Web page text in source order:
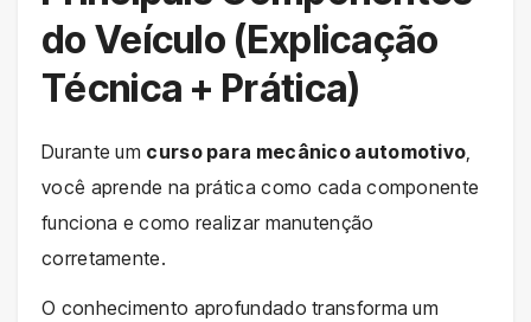
do Veículo (Explicação
Técnica + Prática)
Durante um curso para mecânico automotivo
você aprende na prática como cada componente
funciona e como realizar manutenção
corretamente.
O conhecimento aprofundado transforma um